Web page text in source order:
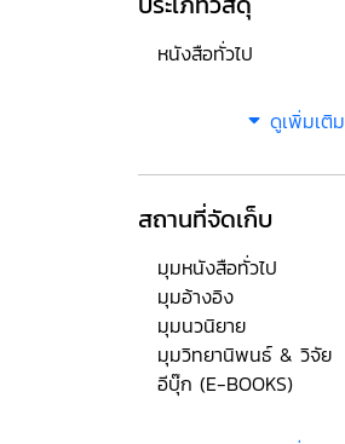
หนังสือทั่วไป
ดูเพิ่มเติม
สถานที่จัดเก็บ
มุมหนังสือทั่วไป
มุมอ้างอิง
มุมนวนิยาย
มุมวิทยานิพนธ์ & วิจัย
อีบุ๊ก (E-BOOKS)